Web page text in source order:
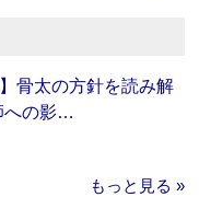
骨太の方針を読み解
への影…
もっと見る »